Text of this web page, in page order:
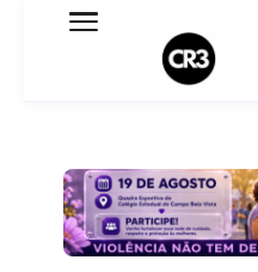
Expediente
Termo de Uso
Sobre o blog